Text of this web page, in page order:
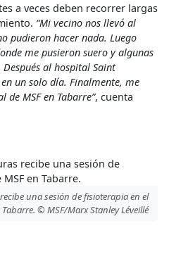
a veces deben recorrer largas
“Mi vecino nos llevó al
pudieron hacer nada. Luego
me pusieron suero y algunas
al hospital Saint
un solo día. Finalmente, me
MSF en Tabarre”, cuenta
una sesión de fisioterapia en el
© MSF/Marx Stanley Léveillé